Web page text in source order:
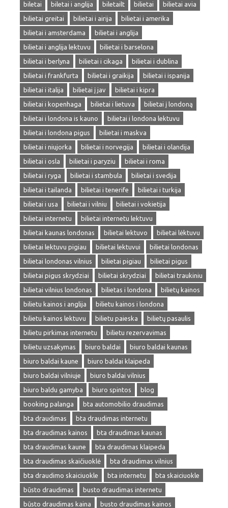
biletai
biletai i anglija biletailt bilietai
bilietai avia
bilietai greitai
bilietai i airija
bilietai i amerika
bilietai i amsterdama
bilietai i anglija
bilietai i anglija lektuvu
bilietai i barselona
bilietai i berlyna
bilietai i cikaga
bilietai i dublina
bilietai i frankfurta
bilietai i graikija
bilietai i ispanija
bilietai i italija
bilietai į jav
bilietai i kipra
bilietai i kopenhaga
bilietai i lietuva
bilietai į londoną
bilietai i londona is kauno
bilietai i londona lektuvu
bilietai i londona pigus
bilietai i maskva
bilietai i niujorka
bilietai i norvegija
bilietai i olandija
bilietai i osla
bilietai i paryziu
bilietai i roma
bilietai i ryga
bilietai i stambula
bilietai i svedija
bilietai i tailanda
bilietai i tenerife
bilietai i turkija
bilietai i usa
bilietai i vilniu
bilietai i vokietija
bilietai internetu
bilietai internetu lektuvu
bilietai kaunas londonas
bilietai lektuvo
bilietai lėktuvu
bilietai lektuvu pigiau
bilietai lektuvui
bilietai londonas
bilietai londonas vilnius
bilietai pigiau
bilietai pigus
bilietai pigus skrydziai
bilietai skrydziai
bilietai traukiniu
bilietai vilnius londonas
bilietas i londona
bilietų kainos
bilietu kainos i anglija
bilietu kainos i londona
bilietu kainos lektuvu
bilietu paieska
bilietų pasaulis
bilietu pirkimas internetu
bilietu rezervavimas
bilietu uzsakymas
biuro baldai
biuro baldai kaunas
biuro baldai kaune
biuro baldai klaipeda
biuro baldai vilniuje
biuro baldai vilnius
biuro baldu gamyba
biuro spintos
blog
booking palanga
bta automobilio draudimas
bta draudimas
bta draudimas internetu
bta draudimas kainos
bta draudimas kaunas
bta draudimas kaune
bta draudimas klaipeda
bta draudimas skaičiuoklė
bta draudimas vilnius
bta draudimo skaiciuokle
bta internetu
bta skaiciuokle
būsto draudimas
busto draudimas internetu
būsto draudimas kaina
busto draudimas kainos